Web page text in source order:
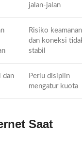
jalan-jalan
Risiko keamanan
dan koneksi
stabil
dan
Perlu disiplin
mengatur kuota
Saat